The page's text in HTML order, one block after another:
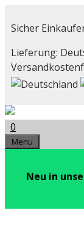
Inhalt
Sicher
Lieferung:
0
Menu
Neu in